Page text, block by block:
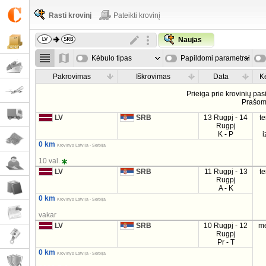
Rasti krovinį Pateikti krovinį
Naujas
Kėbulo tipas Papildomi parametrai
Pakrovimas Iškrovimas Data
Prieiga prie krovinių
LV
SRB
13 Rugpj - 14
Rugpj
K - P
0 km
Krovinys Latvija - Serbija
10 val.
LV
SRB
11 Rugpj - 13
Rugpj
A - K
0 km Krovinys Latvija - Serbija
vakar
LV
SRB
10 Rugpj - 12
Rugpj
Pr - T
0 km Krovinys Latvija - Serbija